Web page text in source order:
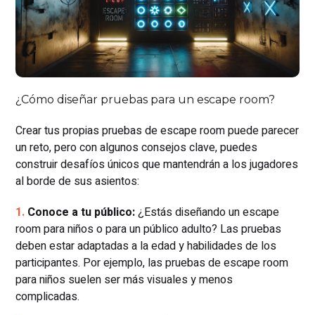
¿Cómo diseñar pruebas para un escape room?
Crear tus propias pruebas de escape room puede parecer
un reto, pero con algunos consejos clave, puedes
construir desafíos únicos que mantendrán a los jugadores
al borde de sus asientos:
Conoce a tu público:¿Estás diseñando un escape
room para niños o para un público adulto? Las pruebas
deben estar adaptadas a la edad y habilidades de los
participantes. Por ejemplo, las pruebas de escape room
para niños suelen ser más visuales y menos
complicadas.